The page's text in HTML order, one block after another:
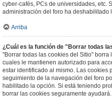
cyber-cafés, PCs de universidades, etc.
administración del foro ha deshabilitado
Arriba
¿Cuál es la función de "Borrar todas
"Borrar todas las cookies del Sitio"
cuales le mantienen autorizado para
estar identificado al mismo. Las cookies
seguimiento de la navegación del foro
habilitado la opción. Si está teniendo
borrar las cookies seguramente ayudará.